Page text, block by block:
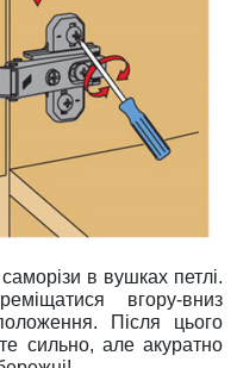
в вушках петлі.
вгору-вниз
Після цього
сильно, але акуратно